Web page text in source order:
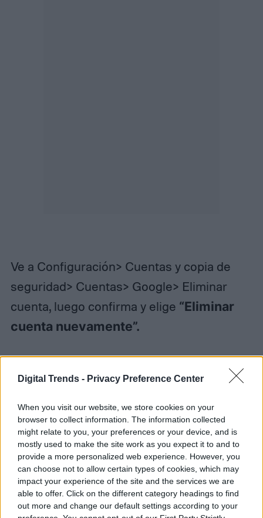
Digital Trends - Privacy Preference Center
When you visit our website, we store cookies on your
browser to collect information. The information collected
might relate to you, your preferences or your device, and is
mostly used to make the site work as you expect it to and to
provide a more personalized web experience. However, you
can choose not to allow certain types of cookies, which may
impact your experience of the site and the services we are
able to offer. Click on the different category headings to find
out more and change our default settings according to your
Ve a Configuración> Cuentas y copia de
seguridad> Cuentas> Google> Eliminar
cuenta, luego confirma y elige “Eliminar
cuenta nuevamente”.
Cómo restablecer de fábrica un
Galaxy S10 que no responde
Quizás necesitas restablecer tu Galaxy S10,
pero tu pantalla táctil no responde.
Tranquilo no te asustes, hay una solución
para esto. Puedes hacer un
restablecimiento de fábrica utilizando las